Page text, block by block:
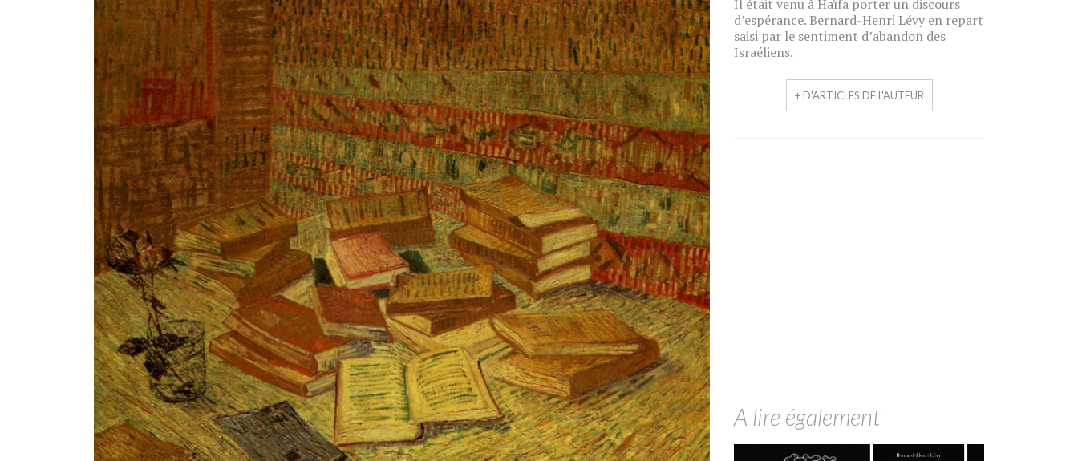
Il était venu à Haïfa porter un discours
d’espérance. Bernard-Henri Lévy en repart
saisi par le sentiment d’abandon des
Israéliens.
+ D'ARTICLES DE L'AUTEUR
A lire également